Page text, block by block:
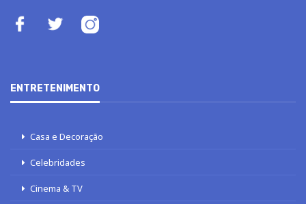
ENTRETENIMENTO
Casa e Decoração
Celebridades
Cinema & TV